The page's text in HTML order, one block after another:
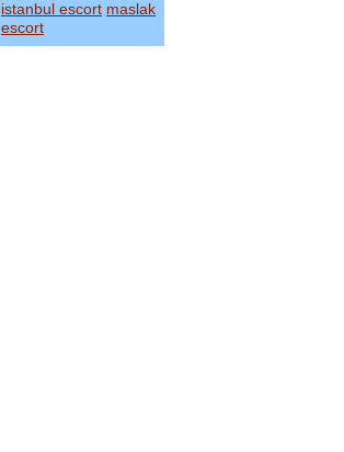
istanbul escort maslak
escort